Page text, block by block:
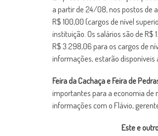
a partir de 24/08, nos postos de
R$ 100,00 (cargos de nível
instituição. Os salários são de R$
R$ 3.298,06 para os cargos de
informações, estarão
Feira da Cachaça e Feira de
importantes para a economia de
informações com o Flávio,
Este e